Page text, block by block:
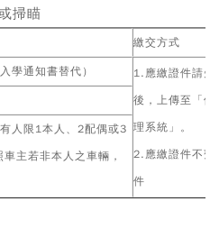
掃瞄
繳交方式
學通知書替代）
1.應繳證件請
後，上傳至「
理系統」。
2.應繳證件不
件
人限1本人、2配偶或3
主若非本人之車輛，